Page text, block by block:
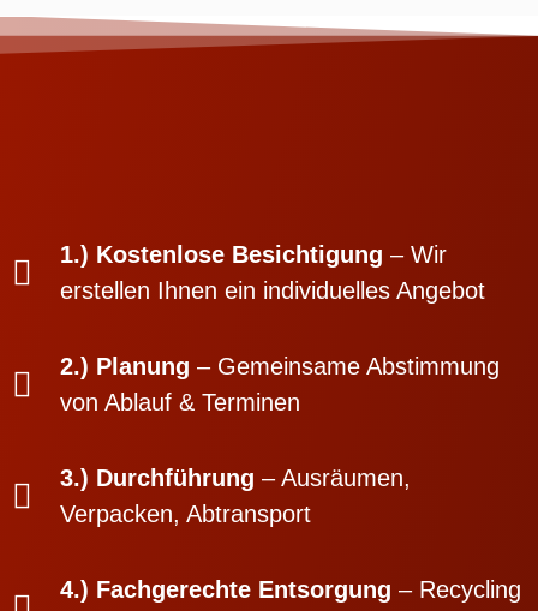
1.) Kostenlose Besichtigung – Wir
erstellen Ihnen ein individuelles Angebot
2.) Planung – Gemeinsame Abstimmung
von Ablauf & Terminen
3.) Durchführung – Ausräumen,
Verpacken, Abtransport
4.) Fachgerechte Entsorgung – Recycling